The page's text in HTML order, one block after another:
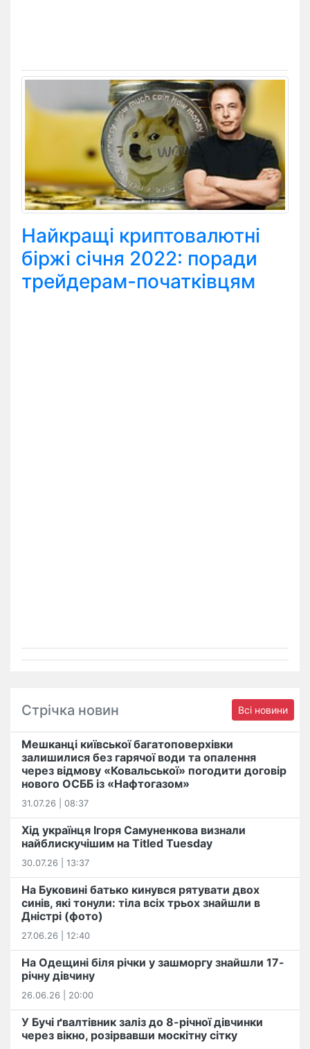
Найкращі криптовалютні
біржі січня 2022: поради
трейдерам-початківцям
Стрічка новин Всі новини
Мешканці київської багатоповерхівки
залишилися без гарячої води та опалення
через відмову «Ковальської» погодити договір
нового ОСББ із «Нафтогазом»
31.07.26 | 08:37
Хід українця Ігоря Самуненкова визнали
найблискучішим на Titled Tuesday
30.07.26 | 13:37
На Буковині батько кинувся рятувати двох
синів, які тонули: тіла всіх трьох знайшли в
Дністрі (фото)
27.06.26 | 12:40
На Одещині біля річки у зашморгу знайшли 17-
річну дівчину
26.06.26 | 20:00
У Бучі ґвалтівник заліз до 8-річної дівчинки
через вікно, розірвавши москітну сітку